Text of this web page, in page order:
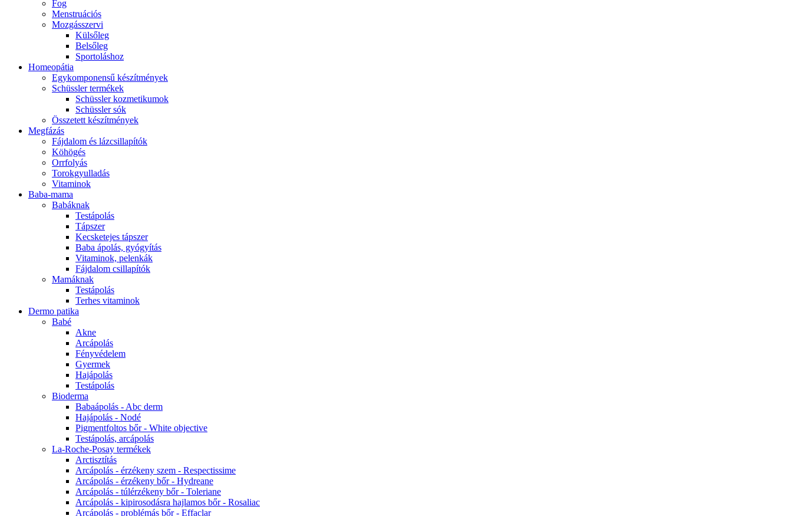
Fog
Menstruációs
Mozgásszervi
Külsőleg
Belsőleg
Sportoláshoz
Homeopátia
Egykomponensű készítmények
Schüssler termékek
Schüssler kozmetikumok
Schüssler sók
Összetett készítmények
Megfázás
Fájdalom és lázcsillapítók
Köhögés
Orrfolyás
Torokgyulladás
Vitaminok
Baba-mama
Babáknak
Testápolás
Tápszer
Kecsketejes tápszer
Baba ápolás, gyógyítás
Vitaminok, pelenkák
Fájdalom csillapítók
Mamáknak
Testápolás
Terhes vitaminok
Dermo patika
Babé
Akne
Arcápolás
Fényvédelem
Gyermek
Hajápolás
Testápolás
Bioderma
Babaápolás - Abc derm
Hajápolás - Nodé
Pigmentfoltos bőr - White objective
Testápolás, arcápolás
La-Roche-Posay termékek
Arctisztítás
Arcápolás - érzékeny szem - Respectissime
Arcápolás - érzékeny bőr - Hydreane
Arcápolás - túlérzékeny bőr - Toleriane
Arcápolás - kipirosodásra hajlamos bőr - Rosaliac
Arcápolás - problémás bőr - Effaclar